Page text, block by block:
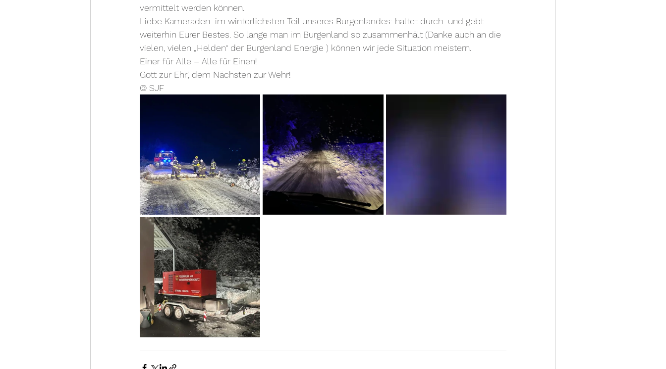
vermittelt werden können.
Liebe Kameraden  im winterlichsten Teil unseres Burgenlandes: haltet durch  und gebt
weiterhin Eurer Bestes. So lange man im Burgenland so zusammenhält (Danke auch an die
vielen, vielen „Helden“ der Burgenland Energie ) können wir jede Situation meistern.
Einer für Alle – Alle für Einen!
Gott zur Ehr‘, dem Nächsten zur Wehr!
© SJF